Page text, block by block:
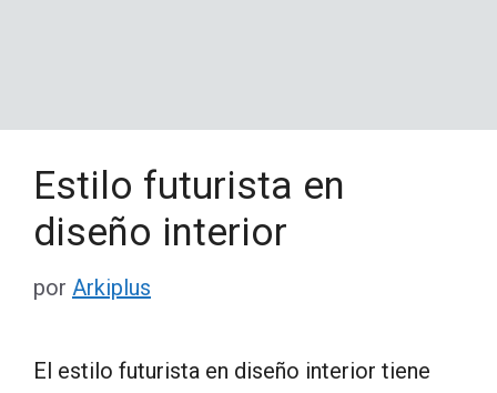
Estilo futurista en
diseño interior
por Arkiplus
El estilo futurista en diseño interior tiene